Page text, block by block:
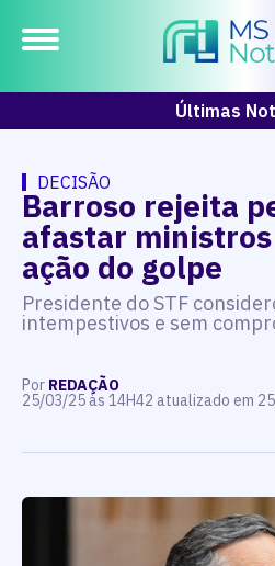
Últimas
DECISÃO
Barroso rejeita
afastar ministros
ação do golpe
Presidente do STF
intempestivos e sem
Por REDAÇÃO
25/03/25 às 14H42 atualizado em